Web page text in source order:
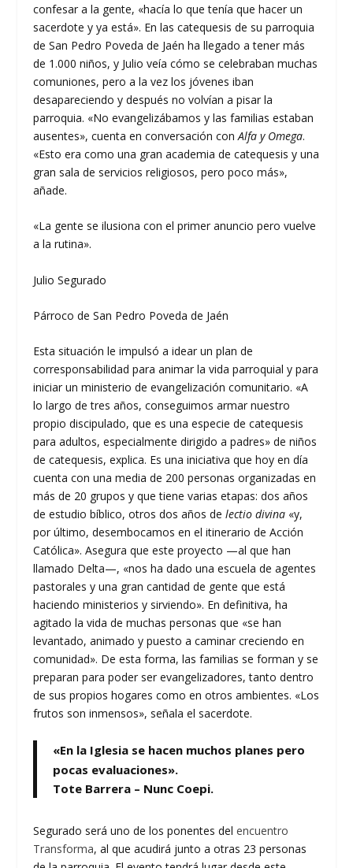
confesar a la gente, «hacía lo que tenía que hacer un
sacerdote y ya está». En las catequesis de su parroquia
de San Pedro Poveda de Jaén ha llegado a tener más
de 1.000 niños, y Julio veía cómo se celebraban muchas
comuniones, pero a la vez los jóvenes iban
desapareciendo y después no volvían a pisar la
parroquia. «No evangelizábamos y las familias estaban
ausentes», cuenta en conversación conAlfa y Omega.
«Esto era como una gran academia de catequesis y una
gran sala de servicios religiosos, pero poco más»,
añade.
«La gente se ilusiona con el primer anuncio pero vuelve
a la rutina».
Julio Segurado
Párroco de San Pedro Poveda de Jaén
Esta situación le impulsó a idear un plan de
corresponsabilidad para animar la vida parroquial y para
iniciar un ministerio de evangelización comunitario. «A
lo largo de tres años, conseguimos armar nuestro
propio discipulado, que es una especie de catequesis
para adultos, especialmente dirigido a padres» de niños
de catequesis, explica. Es una iniciativa que hoy en día
cuenta con una media de 200 personas organizadas en
más de 20 grupos y que tiene varias etapas: dos años
de estudio bíblico, otros dos años de lectio divina «y,
por último, desembocamos en el itinerario de Acción
Católica». Asegura que este proyecto —al que han
llamado Delta—, «nos ha dado una escuela de agentes
pastorales y una gran cantidad de gente que está
haciendo ministerios y sirviendo». En definitiva, ha
agitado la vida de muchas personas que «se han
levantado, animado y puesto a caminar creciendo en
comunidad». De esta forma, las familias se forman y se
preparan para poder ser evangelizadores, tanto dentro
de sus propios hogares como en otros ambientes. «Los
frutos son inmensos», señala el sacerdote.
«En la Iglesia se hacen muchos planes pero
pocas evaluaciones».
Tote Barrera – Nunc Coepi.
Segurado será uno de los ponentes delencuentro
Transforma, al que acudirá junto a otras 23 personas